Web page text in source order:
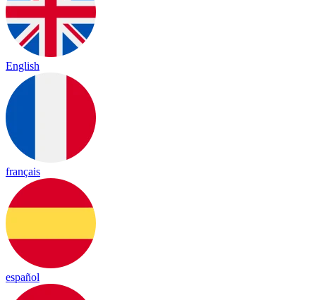
English
français
español